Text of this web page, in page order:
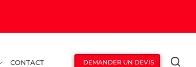
CONTACT DEMANDER UN DEVIS